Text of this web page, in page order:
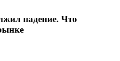
падение. Что